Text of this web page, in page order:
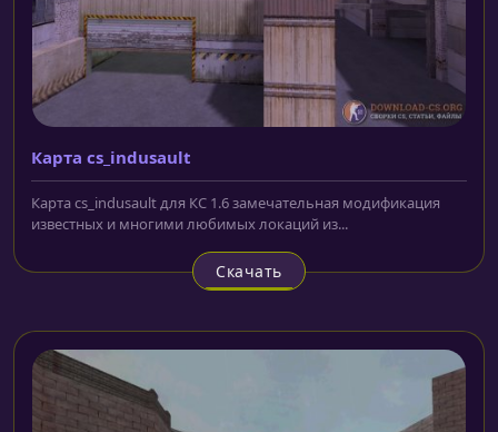
Карта cs_indusault
Карта cs_indusault для КС 1.6 замечательная модификация
известных и многими любимых локаций из...
Скачать